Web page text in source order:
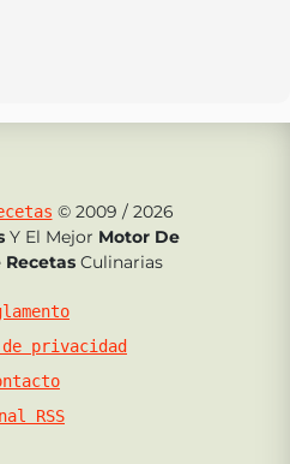
© 2009 / 2026
Y El Mejor Motor De
Culinarias
privacidad
RSS